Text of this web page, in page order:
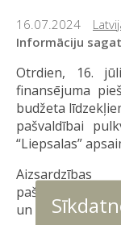
16.07.2024
Informāciju
Otrdien, 16.
finansējuma
budžeta
pašvaldībai
“Liepsalas”
pašvaldības,
un Anitas